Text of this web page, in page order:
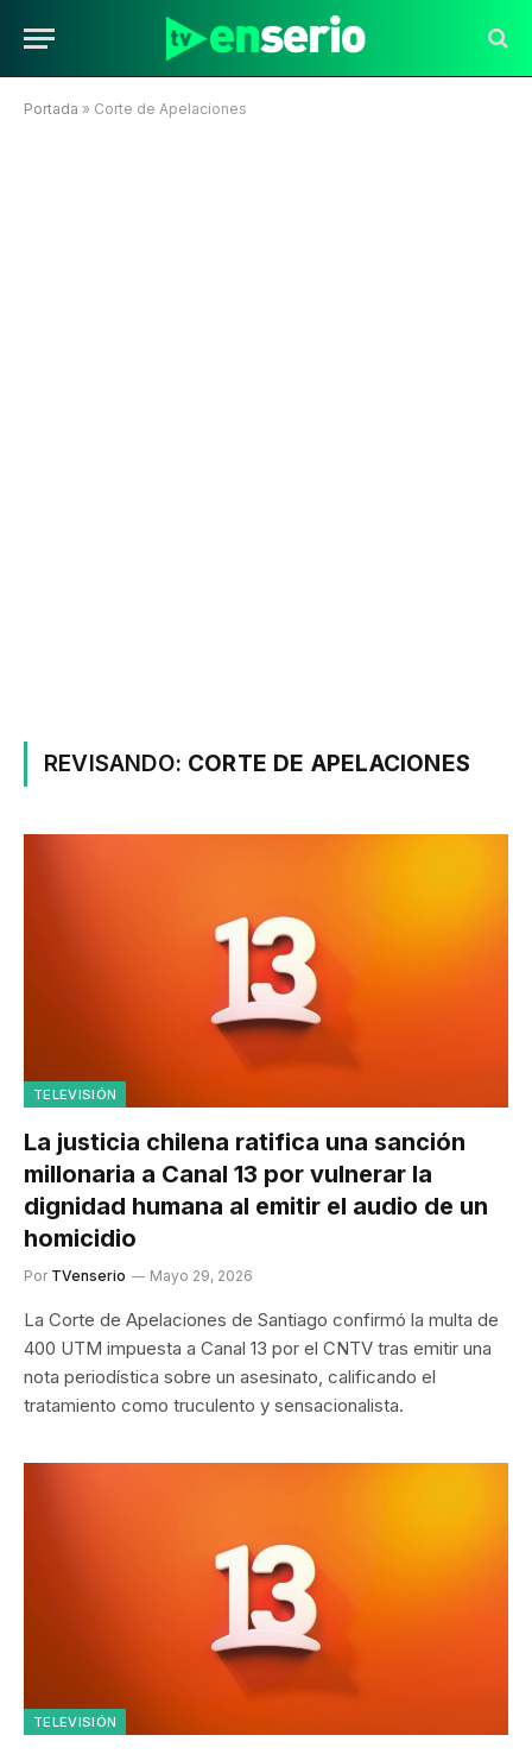
Portada » Corte de Apelaciones
REVISANDO: CORTE DE APELACIONES
TELEVISIÓN
La justicia chilena ratifica una sanción
millonaria a Canal 13 por vulnerar la
dignidad humana al emitir el audio de un
homicidio
Por TVenserio Mayo 29, 2026
La Corte de Apelaciones de Santiago confirmó la multa de
400 UTM impuesta a Canal 13 por el CNTV tras emitir una
nota periodística sobre un asesinato, calificando el
tratamiento como truculento y sensacionalista.
TELEVISIÓN